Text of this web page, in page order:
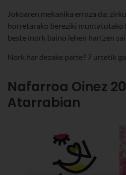
Jokoaren mekanika erraza da:
horretarako bereziki muntatutako
beste inork baino lehen hartzen
Nork har dezake parte? 7 urtetik
Nafarroa Oinez
Atarrabian